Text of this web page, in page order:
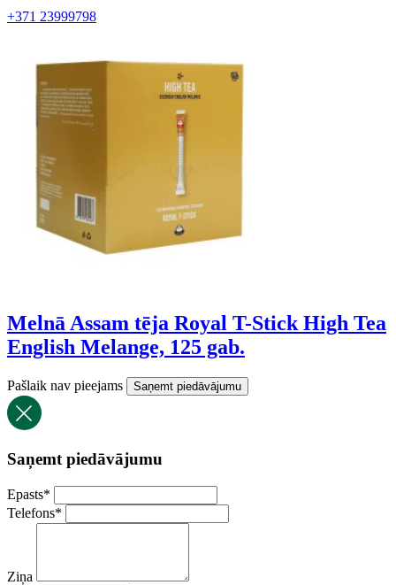
+371 23999798
Melnā Assam tēja Royal T-Stick High Tea
English Melange, 125 gab.
Pašlaik nav pieejams Saņemt piedāvājumu
Saņemt piedāvājumu
Epasts*
Telefons*
Ziņa